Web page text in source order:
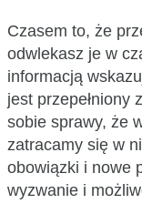
Czasem to, że
odwlekasz je w
informacją
jest przepełniony
sobie sprawy, że
zatracamy się w
obowiązki i nowe
wyzwanie i